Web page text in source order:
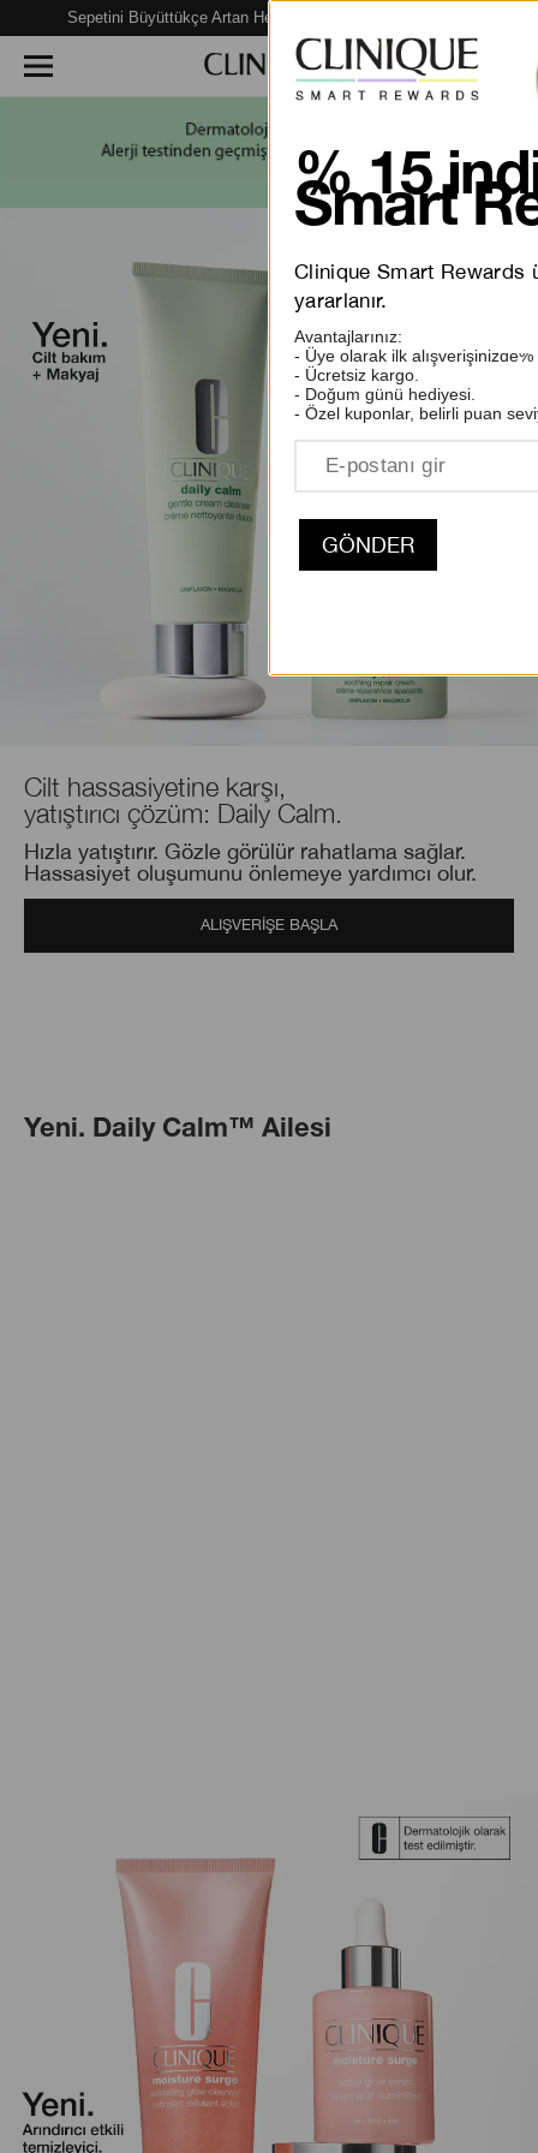
Sepetini Büyüttükçe Artan Hediye Fırsatları Seni Bekliyor!
Cilt hassasiyetine karşı,
yatıştırıcı çözüm: Daily Calm.
Hızla yatıştırır. Gözle görülür rahatlama sağlar.
Hassasiyet oluşumunu önlemeye yardımcı olur.
ALIŞVERİŞE BAŞLA
Yeni. Daily Calm™ Ailesi
% 15
Smart
Clinique Smart Rewards
yararlanır.
Avantajlarınız:
- Üye olarak ilk
- Ücretsiz kargo.
- Doğum günü hediyesi.
- Özel kuponlar, belirli puan